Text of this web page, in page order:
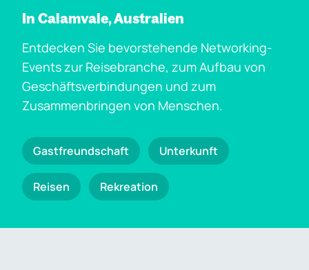
In Calamvale, Australien
Entdecken Sie bevorstehende Networking-
Events zur Reisebranche, zum Aufbau von
Geschäftsverbindungen und zum
Zusammenbringen von Menschen.
Gastfreundschaft Unterkunft
Reisen Rekreation